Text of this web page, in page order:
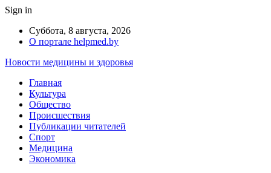
Sign in
Суббота, 8 августа, 2026
О портале helpmed.by
Новости медицины и здоровья
Главная
Культура
Общество
Происшествия
Публикации читателей
Спорт
Медицина
Экономика